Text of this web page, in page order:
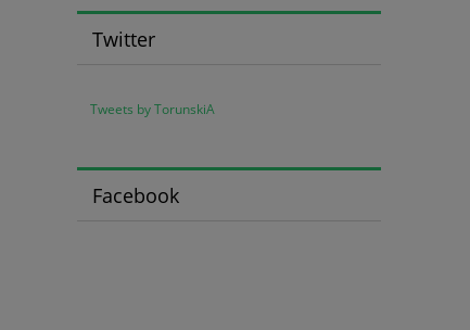
Twitter
Tweets by TorunskiA
Facebook